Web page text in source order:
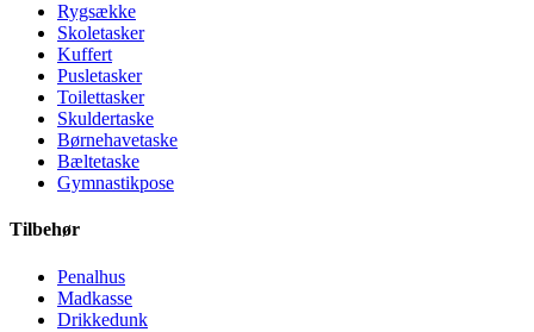
Rygsække
Skoletasker
Kuffert
Pusletasker
Toilettasker
Skuldertaske
Børnehavetaske
Bæltetaske
Gymnastikpose
Tilbehør
Penalhus
Madkasse
Drikkedunk